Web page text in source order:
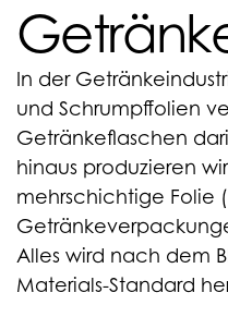
In der
und Schrumpffolien
Getränkeflaschen
hinaus produzieren
mehrschichtige Folie
Alles wird nach dem
Materials-Standard